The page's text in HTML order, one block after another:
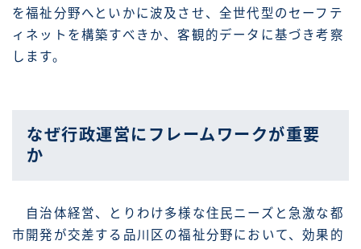
を福祉分野へといかに波及させ、全世代型のセーフテ
ィネットを構築すべきか、客観的データに基づき考察
します。
なぜ行政運営にフレームワークが重要
か
自治体経営、とりわけ多様な住民ニーズと急激な都
市開発が交差する品川区の福祉分野において、効果的